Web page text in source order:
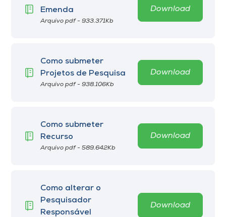
Emenda
Arquivo pdf - 933.371Kb
Download
Como submeter
Projetos de Pesquisa
Arquivo pdf - 938.106Kb
Download
Como submeter
Recurso
Arquivo pdf - 589.642Kb
Download
Como alterar o
Pesquisador
Responsável
Download